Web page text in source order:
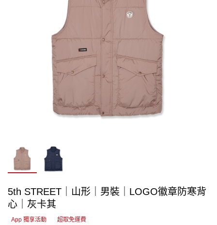
5th STREET｜山形｜男裝｜LOGO徽章防寒背
心｜灰卡其
App 獨享活動 超取免運費